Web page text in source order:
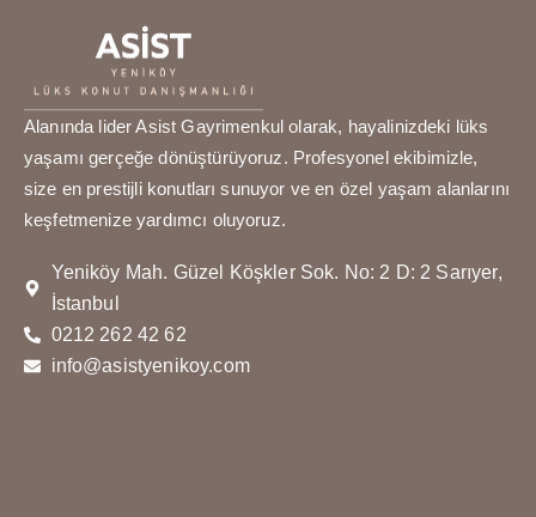
Alanında lider Asist Gayrimenkul olarak, hayalinizdeki lüks
yaşamı gerçeğe dönüştürüyoruz. Profesyonel ekibimizle,
size en prestijli konutları sunuyor ve en özel yaşam alanlarını
keşfetmenize yardımcı oluyoruz.
Yeniköy Mah. Güzel Köşkler Sok. No: 2 D: 2 Sarıyer,
İstanbul
0212 262 42 62
info@asistyenikoy.com